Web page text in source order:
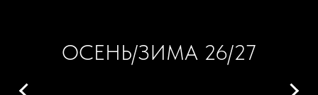
ОСЕНЬ/ЗИМА 26/27